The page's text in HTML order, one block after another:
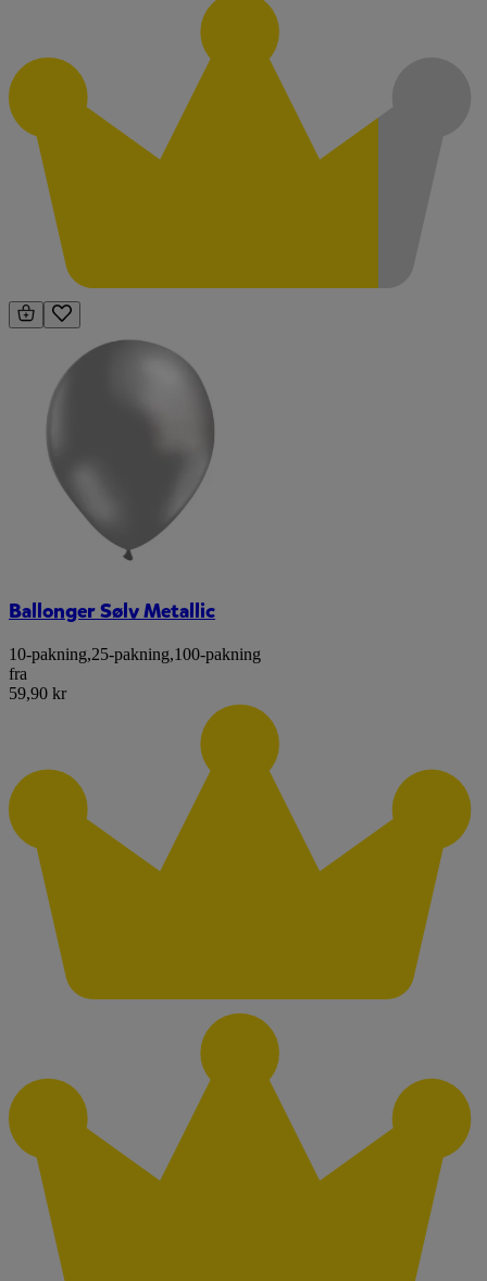
Ballonger Sølv Metallic
10-pakning,25-pakning,100-pakning
fra
59,90 kr